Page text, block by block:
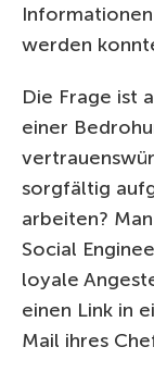
werden
Die Frage ist
einer
sorgfältig
arbeiten?
Social
loyale
einen Link in
Mail ihres